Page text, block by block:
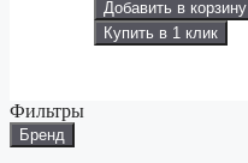
Добавить в корзину
Купить в 1 клик
Фильтры
Бренд